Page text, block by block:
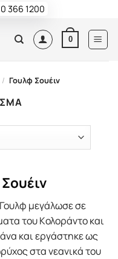
366 1200
0
/ Γουλφ Σουέιν
μεγάλωσε σε
του Kολοράντο και
και εργάστηκε ως
στα νεανικά του